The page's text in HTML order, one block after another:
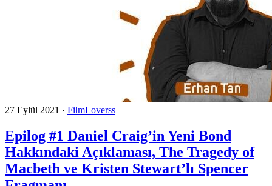
27 Eylül 2021 · FilmLoverss
Epilog #1 Daniel Craig’in Yeni Bond
Hakkındaki Açıklaması, The Tragedy of
Macbeth ve Kristen Stewart’lı Spencer